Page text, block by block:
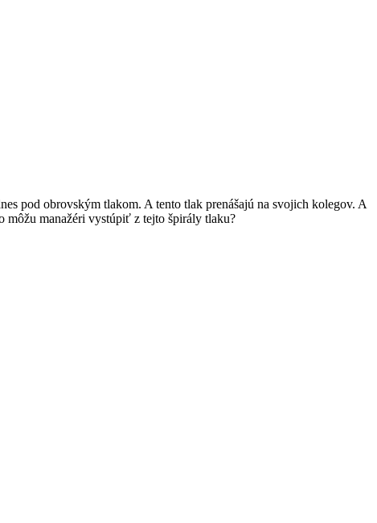
pod obrovským tlakom. A tento tlak prenášajú na svojich kolegov. A
môžu manažéri vystúpiť z tejto špirály tlaku?